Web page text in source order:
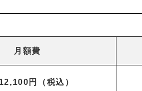
月額費
円（税込）